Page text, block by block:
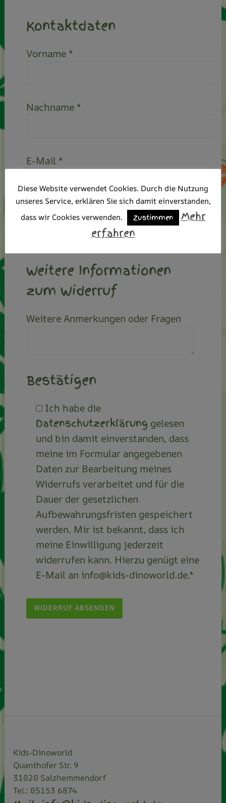
Kontaktdaten
Vorname *
Nachname *
E-Mail *
E-Mail wiederholen *
Weitere Informationen
zum Widerruf
Weitere Anmerkungen oder Fragen
Bestätigen
Ich habe die
Datenschutzerklärung gelesen
und bin damit einverstanden, dass
meine im Formular angegebenen
Daten zur Bearbeitung meines
Widerrufs verarbeitet und für die
Dauer der gesetzlichen
Aufbewahrungsfristen gespeichert
werden. Mir ist bekannt, dass ich
meine Einwilligung jederzeit
widerrufen kann. Hierzu genügt eine
E-Mail an info@kids-dinoworld.de.*
Kids-Dinoworld
Quanthofer Str. 9
31020 Salzhemmendorf
Tel.: 05153 6874
Diese Website verwendet Cookies. Durch die Nutzung
unseres Service, erklären Sie sich damit einverstanden,
dass wir Cookies verwenden.
Zustimmen
Mehr
erfahren